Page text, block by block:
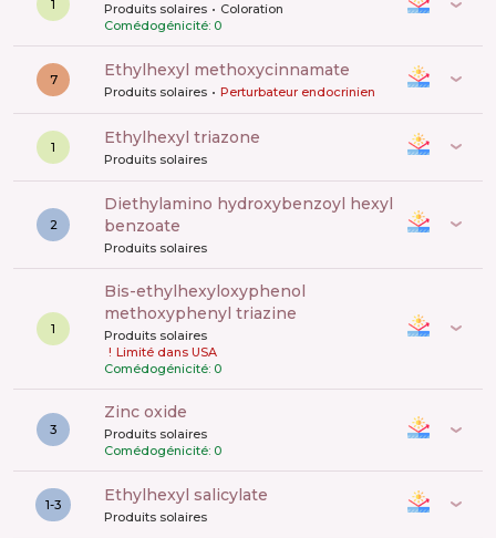
1 Produits solaires
Coloration
Comédogénicité: 0
7 ethylhexyl methoxycinnamate
Produits solaires Perturbateur endocrinien
1 ethylhexyl triazone
Produits solaires
2
diethylamino hydroxybenzoyl hexyl
benzoate
Produits solaires
1
bis-ethylhexyloxyphenol
methoxyphenyl triazine
Produits solaires
! Limité dans USA
Comédogénicité: 0
3
zinc oxide
Produits solaires
Comédogénicité: 0
1-3 ethylhexyl salicylate
Produits solaires